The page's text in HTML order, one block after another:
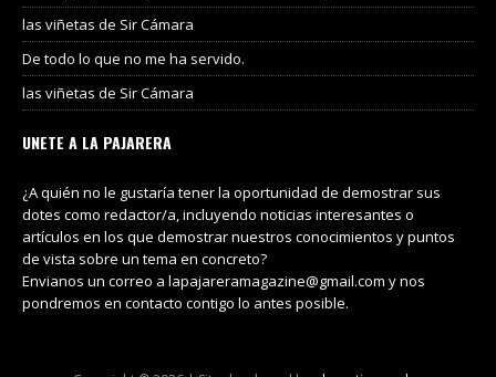
las viñetas de Sir Cámara
De todo lo que no me ha servido.
las viñetas de Sir Cámara
UNETE A LA PAJARERA
¿A quién no le gustaría tener la oportunidad de demostrar sus
dotes como redactor/a, incluyendo noticias interesantes o
artículos en los que demostrar nuestros conocimientos y puntos
de vista sobre un tema en concreto?
Envianos un correo a lapajareramagazine@gmail.com y nos
pondremos en contacto contigo lo antes posible.